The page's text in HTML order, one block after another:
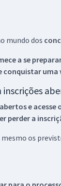
mundo dos
a se
conquistar uma
inscrições
e
a
os